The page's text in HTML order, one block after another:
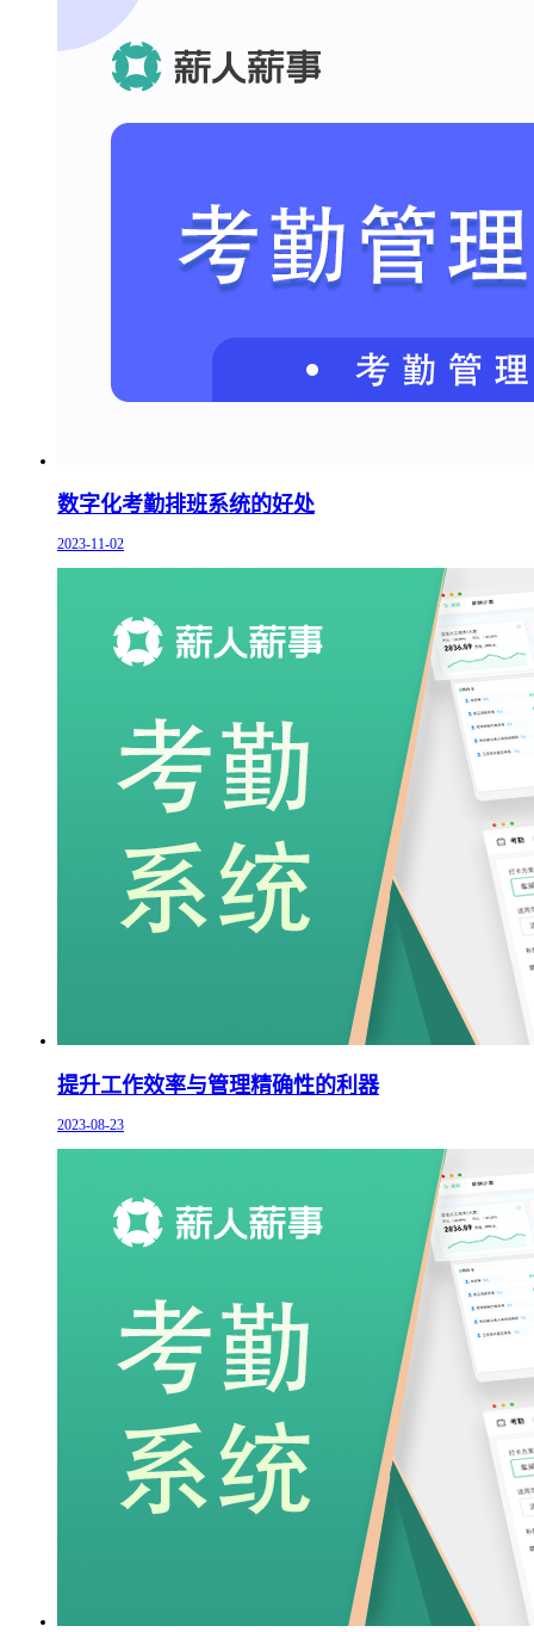
数字化考勤排班系统的好处
2023-11-02
提升工作效率与管理精确性的利器
2023-08-23